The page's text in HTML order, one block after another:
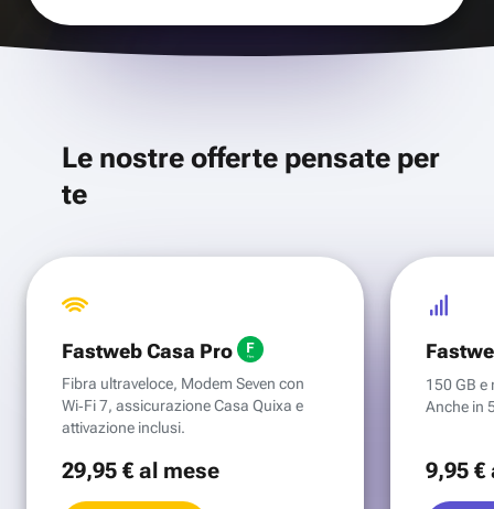
Le nostre offerte pensate per
te
Fastweb Casa Pro
Fibra ultraveloce, Modem Seven con
Wi‑Fi 7, assicurazione Casa Quixa e
attivazione inclusi.
29,95 €al mese
150 GB e
Anche in
9,95 €